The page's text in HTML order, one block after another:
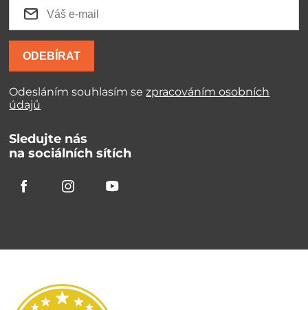
ODEBÍRAT
Odesláním souhlasím sezpracováním osobních
údajů
Sledujte nás
na sociálních sítích